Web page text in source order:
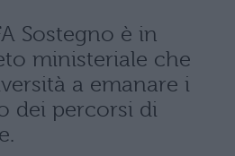
Sostegno è in
ministeriale che
a emanare i
dei percorsi di